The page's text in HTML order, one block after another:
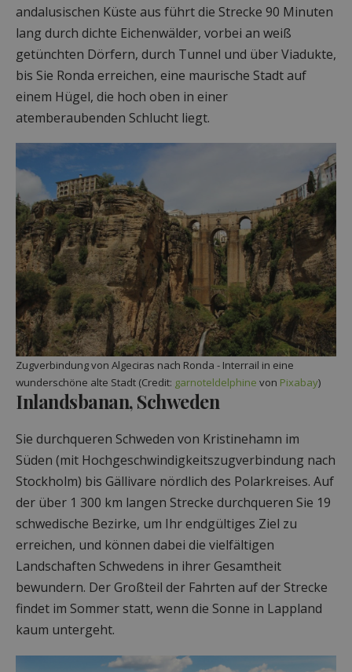
andalusischen Küste aus führt die Strecke 90 Minuten
lang durch dichte Eichenwälder, vorbei an weiß
getünchten Dörfern, durch Tunnel und über Viadukte,
bis Sie Ronda erreichen, eine maurische Stadt auf
einem Hügel, die hoch oben in einer
atemberaubenden Schlucht liegt.
Zugverbindung von Algeciras nach Ronda - Interrail in eine
wunderschöne alte Stadt (Credit: garnoteldelphine von Pixabay)
Inlandsbanan, Schweden
Sie durchqueren Schweden von Kristinehamn im
Süden (mit Hochgeschwindigkeitszugverbindung nach
Stockholm) bis Gällivare nördlich des Polarkreises. Auf
der über 1 300 km langen Strecke durchqueren Sie 19
schwedische Bezirke, um Ihr endgültiges Ziel zu
erreichen, und können dabei die vielfältigen
Landschaften Schwedens in ihrer Gesamtheit
bewundern. Der Großteil der Fahrten auf der Strecke
findet im Sommer statt, wenn die Sonne in Lappland
kaum untergeht.